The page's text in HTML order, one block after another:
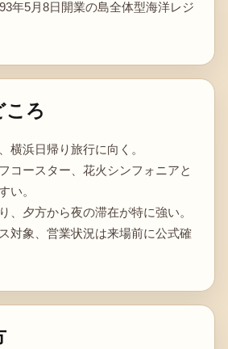
年5月8日開業の島全体型海洋レジ
ろ
横浜日帰り旅行に向く。
コースター、花火シンフォニアと
い。
、夕方から夜の滞在が特に強い。
対象、営業状況は来場前に公式確